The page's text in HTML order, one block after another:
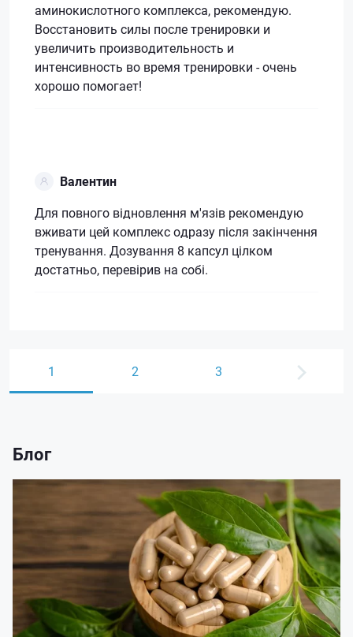
аминокислотного комплекса, рекомендую.
Восстановить силы после тренировки и
увеличить производительность и
интенсивность во время тренировки - очень
хорошо помогает!
Валентин
Для повного відновлення м'язів рекомендую
вживати цей комплекс одразу після закінчення
тренування. Дозування 8 капсул цілком
достатньо, перевірив на собі.
1 2 3
Блог